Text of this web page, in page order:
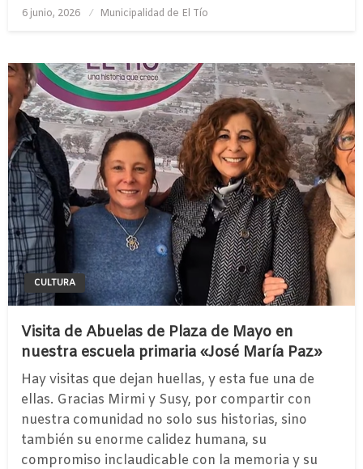
Publicado
el
6 junio, 2026 Municipalidad de El Tío
CULTURA
Visita de Abuelas de Plaza de Mayo en
nuestra escuela primaria «José María Paz»
Hay visitas que dejan huellas, y esta fue una de
ellas. Gracias Mirmi y Susy, por compartir con
nuestra comunidad no solo sus historias, sino
también su enorme calidez humana, su
compromiso inclaudicable con la memoria y su